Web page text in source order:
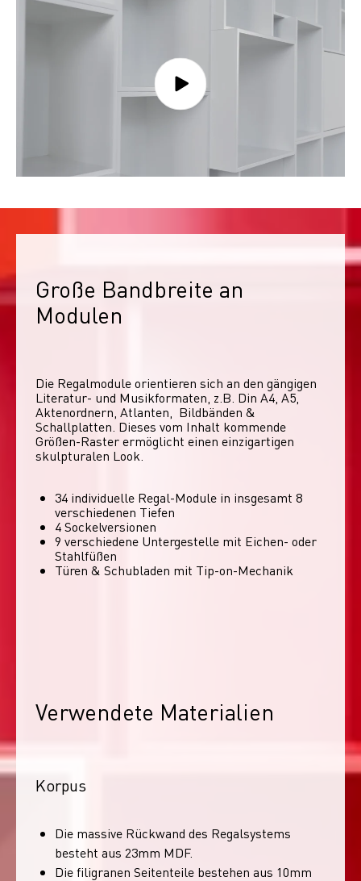
Große Bandbreite an
Modulen
Die Regalmodule orientieren sich an den gängigen
Literatur- und Musikformaten, z.B. Din A4, A5,
Aktenordnern, Atlanten,  Bildbänden &
Schallplatten. Dieses vom Inhalt kommende
Größen-Raster ermöglicht einen einzigartigen
skulpturalen Look.
34 individuelle Regal-Module​ in insgesamt 8
verschiedenen Tiefen
4 Sockelversionen​
9 verschiedene Untergestelle mit Eichen- oder
Stahlfüßen
Türen & Schubladen mit Tip-on-Mechanik
Verwendete Materialien
Korpus
Die massive Rückwand des Regalsystems
besteht aus 23mm MDF.
Die filigranen Seitenteile bestehen aus 10mm